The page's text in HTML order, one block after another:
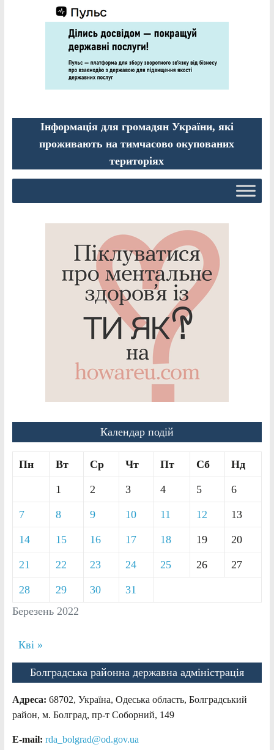
Інформація для громадян України, які
проживають на тимчасово окупованих
територіях
Календар подій
Березень 2022
Пн Вт Ср Чт Пт Сб Нд
1 2 3 4 5 6
7 8 9 10 11 12 13
14 15 16 17 18 19 20
21 22 23 24 25 26 27
28 29 30 31
Кві »
Болградська районна державна адміністрація
Адреса: 68702, Україна, Одеська область, Болградський
район, м. Болград, пр-т Соборний, 149
E-mail: rda_bolgrad@od.gov.ua